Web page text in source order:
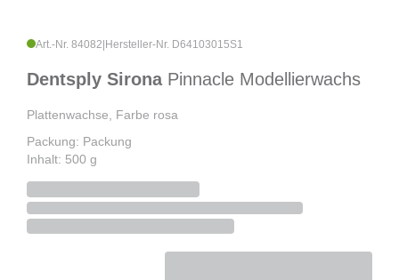
Art.-Nr. 84082 Hersteller-Nr. D64103015S1
Dentsply Sirona Pinnacle Modellierwachs
Plattenwachse, Farbe rosa
Packung: Packung
Inhalt: 500 g